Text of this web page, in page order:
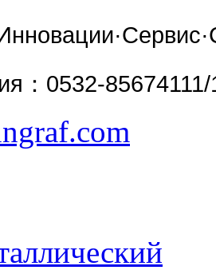
：0532-